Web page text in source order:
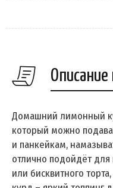
Описание
Домашний лимонный
который можно
и панкейкам,
отлично подойдёт
или бисквитного